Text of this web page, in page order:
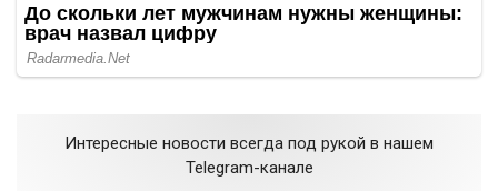
Интересные новости всегда под рукой в нашем
Telegram-канале